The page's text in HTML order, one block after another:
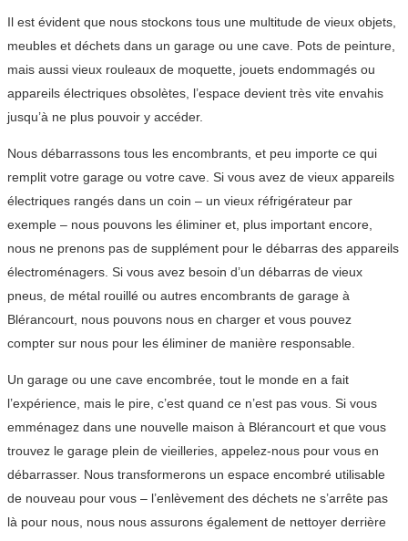
Il est évident que nous stockons tous une multitude de vieux objets,
meubles et déchets dans un garage ou une cave. Pots de peinture,
mais aussi vieux rouleaux de moquette, jouets endommagés ou
appareils électriques obsolètes, l’espace devient très vite envahis
jusqu’à ne plus pouvoir y accéder.
Nous débarrassons tous les encombrants, et peu importe ce qui
remplit votre garage ou votre cave. Si vous avez de vieux appareils
électriques rangés dans un coin – un vieux réfrigérateur par
exemple – nous pouvons les éliminer et, plus important encore,
nous ne prenons pas de supplément pour le débarras des appareils
électroménagers. Si vous avez besoin d’un débarras de vieux
pneus, de métal rouillé ou autres encombrants de garage à
Blérancourt, nous pouvons nous en charger et vous pouvez
compter sur nous pour les éliminer de manière responsable.
Un garage ou une cave encombrée, tout le monde en a fait
l’expérience, mais le pire, c’est quand ce n’est pas vous. Si vous
emménagez dans une nouvelle maison à Blérancourt et que vous
trouvez le garage plein de vieilleries, appelez-nous pour vous en
débarrasser. Nous transformerons un espace encombré utilisable
de nouveau pour vous – l’enlèvement des déchets ne s’arrête pas
là pour nous, nous nous assurons également de nettoyer derrière